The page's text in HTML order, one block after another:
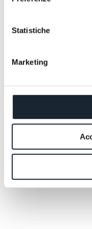
Statistiche
Marketing